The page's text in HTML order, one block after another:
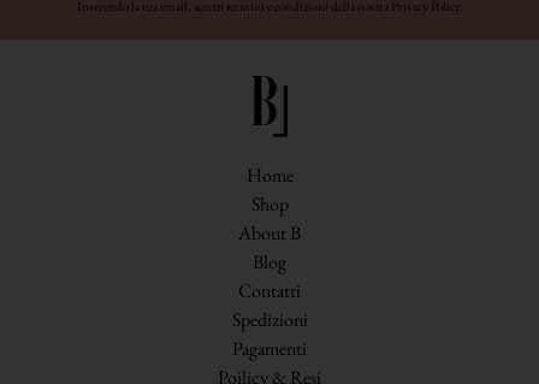
Inserendo la tua email, accetti termini e condizioni della nostra Privacy Policy.
Home
Shop
About B
Blog
Contatti
Spedizioni
Pagamenti
Poilicy & Resi